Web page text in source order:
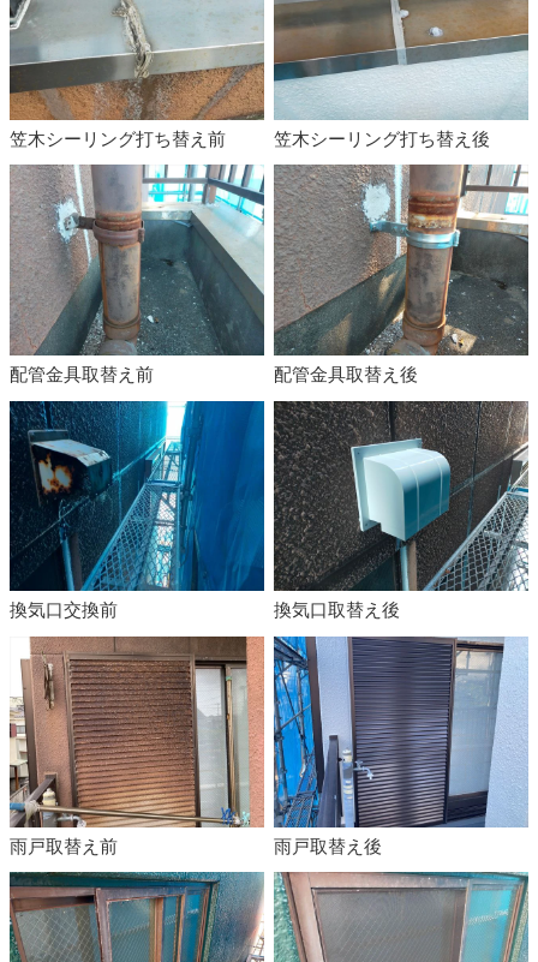
笠木シーリング打ち替え前 笠木シーリング打ち替え後
配管金具取替え前 配管金具取替え後
換気口交換前 換気口取替え後
雨戸取替え前 雨戸取替え後